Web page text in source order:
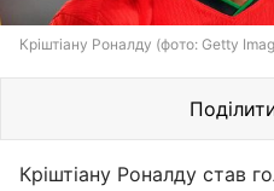
Кріштіану Роналду (фото: Getty
Кріштіану Роналду став